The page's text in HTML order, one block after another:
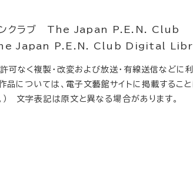
ンクラブ The Japan P.E.N. Club
Japan P.E.N. Club Digital
なく複製・改変および放送・有線送信などに
品については、電子文藝館サイトに掲載するこ
） 文字表記は原文と異なる場合があります。